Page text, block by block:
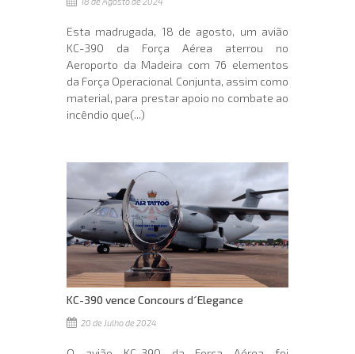
Esta madrugada, 18 de agosto, um avião
KC-390 da Força Aérea aterrou no
Aeroporto da Madeira com 76 elementos
da Força Operacional Conjunta, assim como
material, para prestar apoio no combate ao
incêndio que(...)
KC-390 vence Concours d´Elegance
20 de Julho de 2024